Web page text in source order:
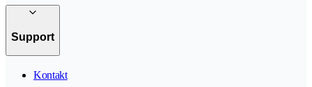
Support
Kontakt